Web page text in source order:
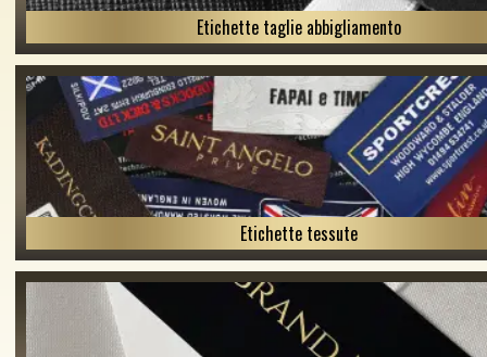
Etichette taglie abbigliamento
Etichette tessute